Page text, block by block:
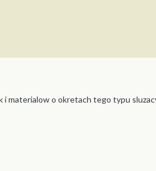
i materialow o okretach tego typu